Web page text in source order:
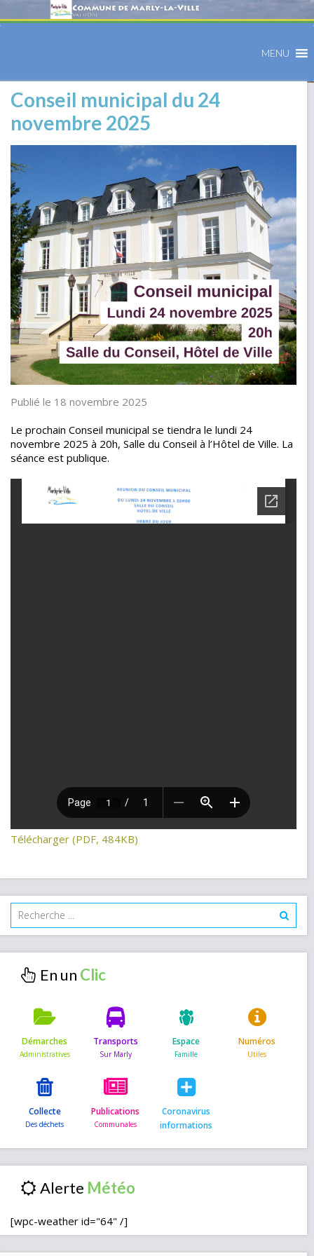
MENU
Conseil municipal du 24
novembre 2025
Publié le 18 novembre 2025
Le prochain Conseil municipal se tiendra le lundi 24
novembre 2025 à 20h, Salle du Conseil à l’Hôtel de Ville. La
séance est publique.
Télécharger (PDF, 484KB)
En un
Démarches Transports Espace Numéros
Collecte Publications
Coronavirus
informations
Alerte
[wpc-weather id="64" /]